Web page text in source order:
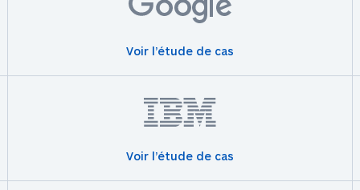
Voir l’étude de cas
Voir l’étude de cas